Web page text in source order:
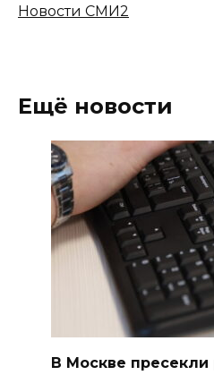
Новости СМИ2
Ещё новости
В Москве пресекли